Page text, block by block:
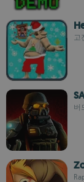
고
버